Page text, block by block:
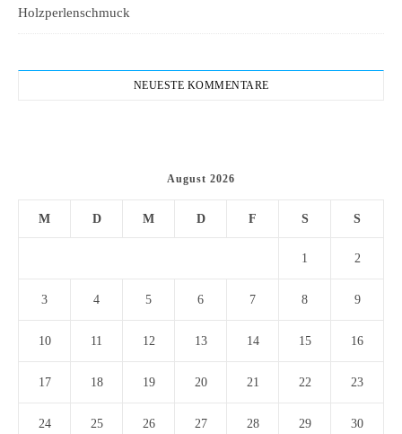
Holzperlenschmuck
NEUESTE KOMMENTARE
August 2026
M D M D F S S
1 2
3 4 5 6 7 8 9
10 11 12 13 14 15 16
17 18 19 20 21 22 23
24 25 26 27 28 29 30